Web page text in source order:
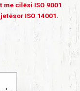
cilësi ISO 9001
ISO 14001.